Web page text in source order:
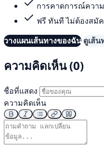
การคาดการณ์ควา
ฟรี ทันที ไม่ต้องสมั
วางแผนเส้นทางของฉัน ดูเส้น
ความคิดเห็น (0)
ชื่อที่แสดง
ความคิดเห็น